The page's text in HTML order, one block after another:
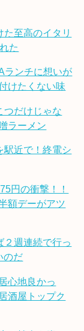
至高のイタリ
た
ランチに想いが
けたくない味
つだけじゃな
ラーメン
駅近で！終電シ
円の衝撃！！
額デーがアツ
２週連続で行っ
のだ
心地良かっ
酒屋トップク